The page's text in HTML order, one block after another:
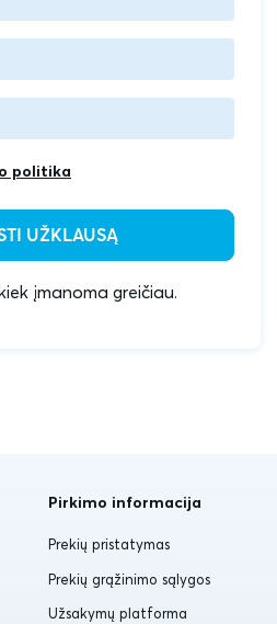
politika
UŽKLAUSĄ
įmanoma greičiau.
Pirkimo informacija
Prekių pristatymas
Prekių grąžinimo sąlygos
Užsakymų platforma